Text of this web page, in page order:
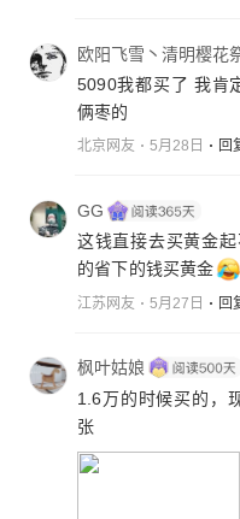
欧阳飞雪丶清明樱花
5090我都买了 我肯定上华
俩枣的
北京网友 5月28日 回
GG
这钱直接去买黄金
的省下的钱买黄金
江苏网友 5月27日 回
枫叶姑娘
1.6万的时候买的，
张